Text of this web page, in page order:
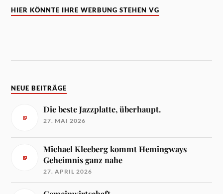
HIER KÖNNTE IHRE WERBUNG STEHEN VG
NEUE BEITRÄGE
Die beste Jazzplatte, überhaupt.
27. MAI 2026
Michael Kleeberg kommt Hemingways
Geheimnis ganz nahe
27. APRIL 2026